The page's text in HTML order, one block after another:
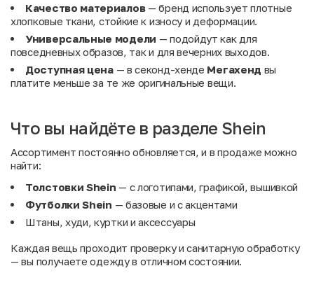
Качество материалов— бренд использует плотные
хлопковые ткани, стойкие к износу и деформации.
Универсальные модели — подойдут как для
повседневных образов, так и для вечерних выходов.
Доступная цена— в секонд-хенде Мегахенд вы
платите меньше за те же оригинальные вещи.
Что вы найдёте в разделе Shein
Ассортимент постоянно обновляется, и в продаже можно
найти:
Толстовки Shein — с логотипами, графикой, вышивкой
Футболки Shein — базовые и с акцентами
Штаны, худи, куртки и аксессуары
Каждая вещь проходит проверку и санитарную обработку
— вы получаете одежду в отличном состоянии.